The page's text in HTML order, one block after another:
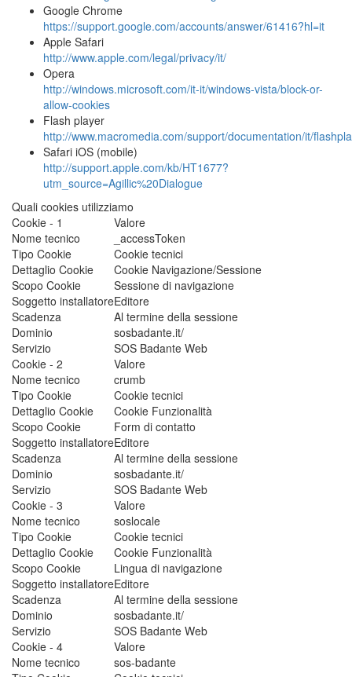
Google Chrome
https://support.google.com/accounts/answer/61416?hl=it
Apple Safari
http://www.apple.com/legal/privacy/it/
Opera
http://windows.microsoft.com/it-it/windows-vista/block-or-
allow-cookies
Flash player
http://www.macromedia.com/support/documentation/it/
Safari iOS (mobile)
http://support.apple.com/kb/HT1677?
utm_source=Agillic%20Dialogue
Quali cookies utilizziamo
Cookie - 1
Valore
Nome tecnico
_accessToken
Tipo Cookie
Cookie tecnici
Dettaglio Cookie
Cookie Navigazione/Sessione
Scopo Cookie
Sessione di navigazione
Soggetto installatoreEditore
Scadenza
Al termine della sessione
Dominio
sosbadante.it/
Servizio
SOS Badante Web
Cookie - 2
Valore
Nome tecnico
crumb
Tipo Cookie
Cookie tecnici
Dettaglio Cookie
Cookie Funzionalità
Scopo Cookie
Form di contatto
Soggetto installatoreEditore
Scadenza
Al termine della sessione
Dominio
sosbadante.it/
Servizio
SOS Badante Web
Cookie - 3
Valore
Nome tecnico
soslocale
Tipo Cookie
Cookie tecnici
Dettaglio Cookie
Cookie Funzionalità
Scopo Cookie
Lingua di navigazione
Soggetto installatoreEditore
Scadenza
Al termine della sessione
Dominio
sosbadante.it/
Servizio
SOS Badante Web
Cookie - 4
Valore
Nome tecnico
sos-badante